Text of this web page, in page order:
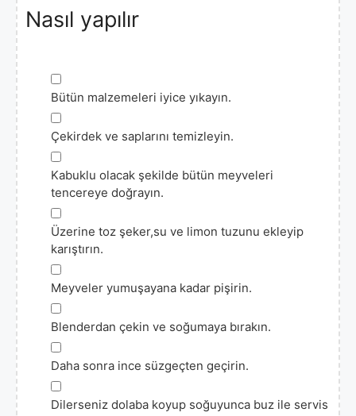
Nasıl yapılır
▢
Bütün malzemeleri iyice yıkayın.
▢
Çekirdek ve saplarını temizleyin.
▢
Kabuklu olacak şekilde bütün meyveleri
tencereye doğrayın.
▢
Üzerine toz şeker,su ve limon tuzunu ekleyip
karıştırın.
▢
Meyveler yumuşayana kadar pişirin.
▢
Blenderdan çekin ve soğumaya bırakın.
▢
Daha sonra ince süzgeçten geçirin.
▢
Dilerseniz dolaba koyup soğuyunca buz ile servis